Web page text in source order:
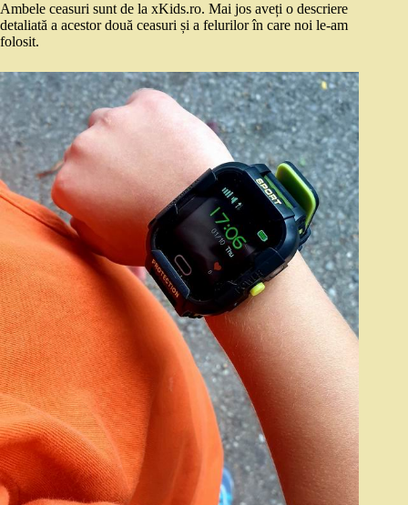
Ambele ceasuri sunt de la xKids.ro. Mai jos aveți o descriere
detaliată a acestor două ceasuri și a felurilor în care noi le-am
folosit.